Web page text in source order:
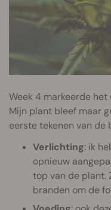
Week 4 markeerde
Mijn plant bleef maar
eerste tekenen van de
Verlichting: ik
opnieuw
top van de plant.
branden om de